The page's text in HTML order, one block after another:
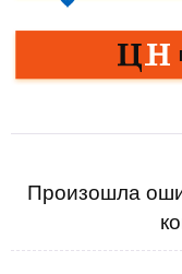
Произошла